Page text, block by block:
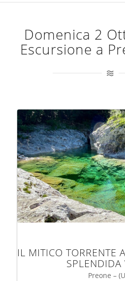
Domenica 2
Escursione a
IL MITICO TORRENTE
SPLENDIDA
Preone –